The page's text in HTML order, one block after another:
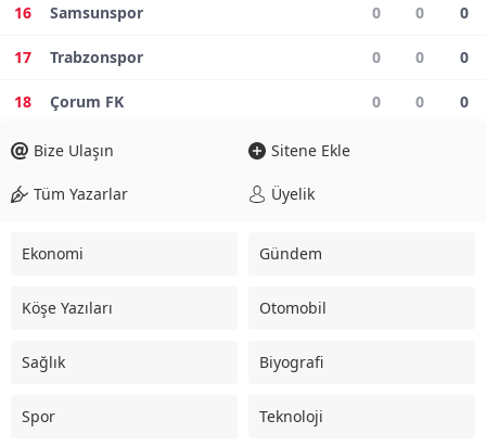
16 Samsunspor 0 0 0
17 Trabzonspor 0 0 0
18 Çorum FK 0 0 0
Bize Ulaşın Sitene Ekle
Tüm Yazarlar Üyelik
Ekonomi Gündem
Köşe Yazıları Otomobil
Sağlık Biyografi
Spor Teknoloji